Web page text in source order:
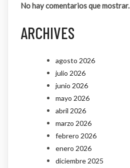
No hay comentarios que mostrar.
ARCHIVES
agosto 2026
julio 2026
junio 2026
mayo 2026
abril 2026
marzo 2026
febrero 2026
enero 2026
diciembre 2025